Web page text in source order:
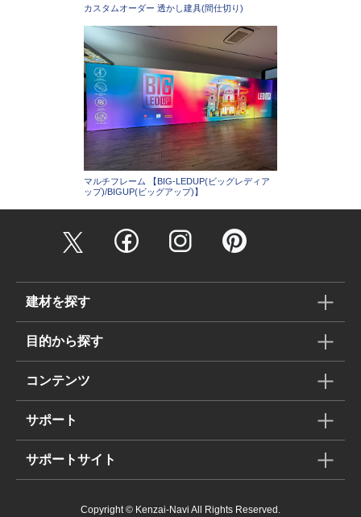
カスタムオーダー 透かし建具(間仕切り)
マルチフレーム 【BIG-LEDUP(ビッグレディア
ップ)/BIGUP(ビッグアップ)】
建材を探す
目的から探す
コンテンツ
サポート
サポートサイト
Copyright © Kenzai-Navi All Rights Reserved.